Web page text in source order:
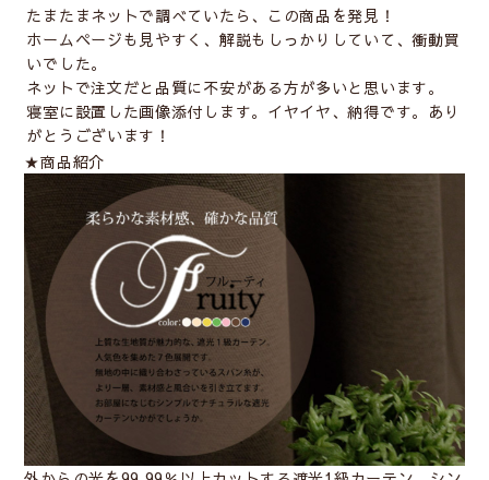
たまたまネットで調べていたら、この商品を発見！
ホームページも見やすく、解説もしっかりしていて、衝動買
いでした。
ネットで注文だと品質に不安がある方が多いと思います。
寝室に設置した画像添付します。イヤイヤ、納得です。あり
がとうございます！
★商品紹介